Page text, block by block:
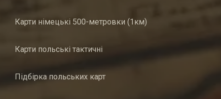
Карти німецькі 500-метровки (1км)
Карти польські тактичні
Підбірка польських карт